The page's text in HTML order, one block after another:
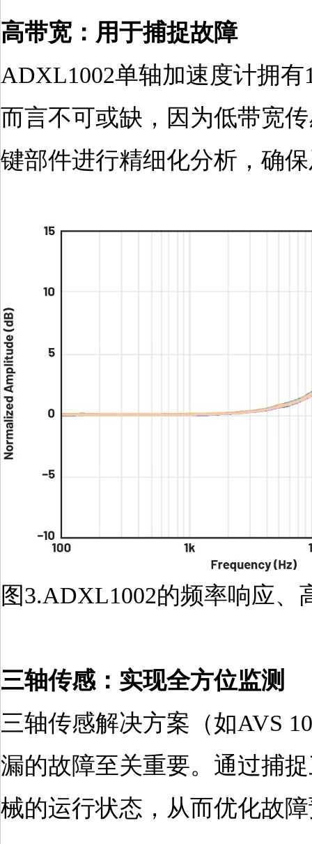
高带宽：用于捕捉故障
ADXL1002单轴加速度计拥
而言不可或缺，因为低带宽
键部件进行精细化分析，确
图3.ADXL1002的频率响应、
三轴传感：实现全方位监测
三轴传感解决方案（如AVS
漏的故障至关重要。通过捕
械的运行状态，从而优化故